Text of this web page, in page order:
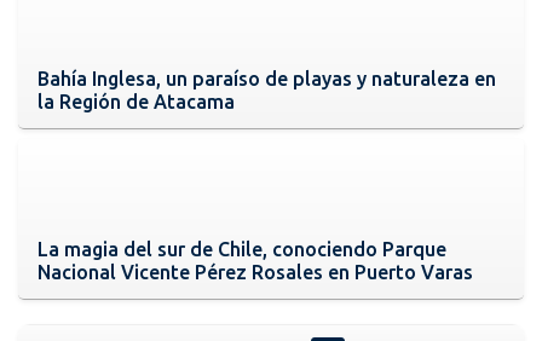
Bahía Inglesa, un paraíso de playas y naturaleza en
la Región de Atacama
La magia del sur de Chile, conociendo Parque
Nacional Vicente Pérez Rosales en Puerto Varas